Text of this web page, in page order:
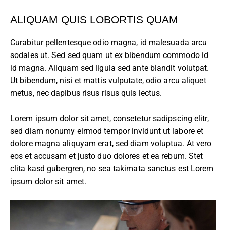
ALIQUAM QUIS LOBORTIS QUAM
Curabitur pellentesque odio magna, id malesuada arcu
sodales ut. Sed sed quam ut ex bibendum commodo id
id magna. Aliquam sed ligula sed ante blandit volutpat.
Ut bibendum, nisi et mattis vulputate, odio arcu aliquet
metus, nec dapibus risus risus quis lectus.
Lorem ipsum dolor sit amet, consetetur sadipscing elitr,
sed diam nonumy eirmod tempor invidunt ut labore et
dolore magna aliquyam erat, sed diam voluptua. At vero
eos et accusam et justo duo dolores et ea rebum. Stet
clita kasd gubergren, no sea takimata sanctus est Lorem
ipsum dolor sit amet.